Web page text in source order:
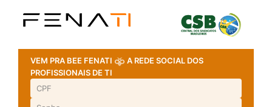
VEM PRA BEE FENATI
A REDE SOCIAL DOS
PROFISSIONAIS DE TI